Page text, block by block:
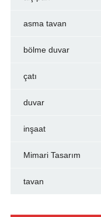
asma tavan
bölme duvar
çatı
duvar
inşaat
Mimari Tasarım
tavan